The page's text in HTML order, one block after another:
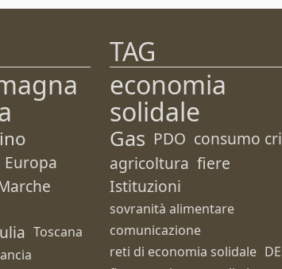
Europa
Toscana
TAG
economia
solidale
Gas PDO consumo
agricoltura fiere
Istituzioni
sovranità alimentare
comunicazione
reti di economia solidale